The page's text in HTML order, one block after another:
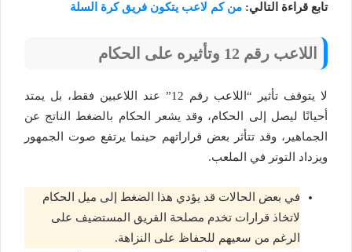
تابع قراءة التالي: من كم لاعب يتكون فريق كرة السلة
اللاعب رقم 12 وتأثيره على الحكام
لا يتوقف تأثير “اللاعب رقم 12” عند اللاعبين فقط، بل يمتد
أحيانًا ليصل إلى الحكام، وقد يشعر الحكام بالضغط الناتج عن
الجماهير، وقد تتأثر بعض قراراتهم حينما يرتفع صوت الجمهور
ويزداد التوتر في الملعب.
في بعض الحالات قد يؤدي هذا الضغط إلى ميل الحكام
لاتخاذ قرارات تخدم مصلحة الفريق المستضيف على
الرغم من سعيهم للحفاظ على النزاهة.